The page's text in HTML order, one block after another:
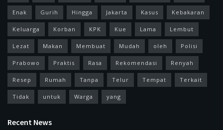
Enak Gurih Hingga Jakarta Kasus Kebakaran
Keluarga Korban KPK Kue Lama Lembut
Lezat Makan Membuat Mudah oleh Polisi
Prabowo Praktis Rasa Rekomendasi Renyah
Resep Rumah Tanpa Telur Tempat Terkait
Tidak untuk Warga yang
Recent News